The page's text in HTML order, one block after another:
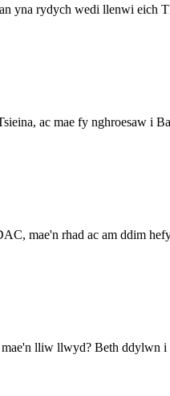
yna rydych wedi llenwi eich
ac mae fy nghroesaw i
mae'n rhad ac am ddim
lliw llwyd? Beth ddylwn i